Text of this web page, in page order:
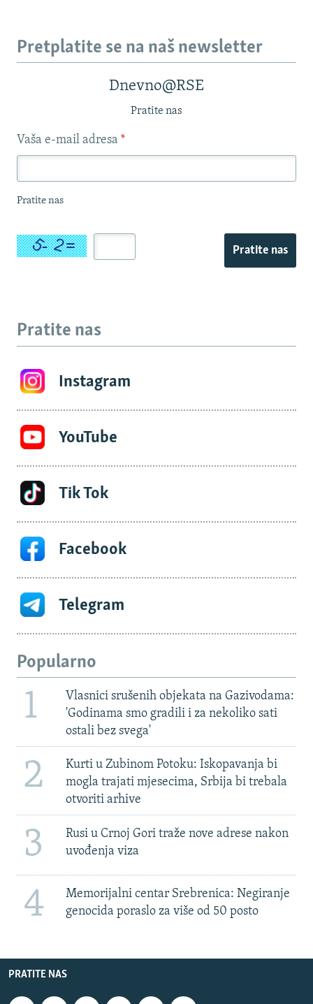
Pretplatite se na naš newsletter
Dnevno@RSE
Pratite nas
Vaša e-mail adresa *
Pratite nas
Pratite nas
Pratite nas
Instagram
YouTube
Tik Tok
Facebook
Telegram
Popularno
1
Vlasnici srušenih objekata na Gazivodama:
'Godinama smo gradili i za nekoliko sati
ostali bez svega'
2
Kurti u Zubinom Potoku: Iskopavanja bi
mogla trajati mjesecima, Srbija bi trebala
otvoriti arhive
3
Rusi u Crnoj Gori traže nove adrese nakon
uvođenja viza
4
Memorijalni centar Srebrenica: Negiranje
genocida poraslo za više od 50 posto
PRATITE NAS